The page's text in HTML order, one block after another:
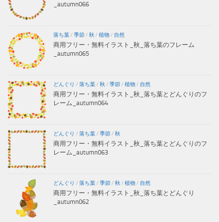
_autumn066
落ち葉/ 季節/ 秋 / 植物/ 自然
商用フリー・無料イラスト_秋_落ち葉のフレーム
_autumn065
どんぐり / 落ち葉/ 秋 / 季節/ 植物/ 自然
商用フリー・無料イラスト_秋_落ち葉とどんぐりのフ
レーム_autumn064
どんぐり / 落ち葉/ 季節/ 秋
商用フリー・無料イラスト_秋_落ち葉とどんぐりのフ
レーム_autumn063
どんぐり / 落ち葉/ 季節/ 秋 / 植物/ 自然
商用フリー・無料イラスト_秋_落ち葉とどんぐり
_autumn062